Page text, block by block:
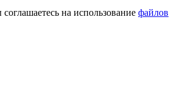
на использование файлов